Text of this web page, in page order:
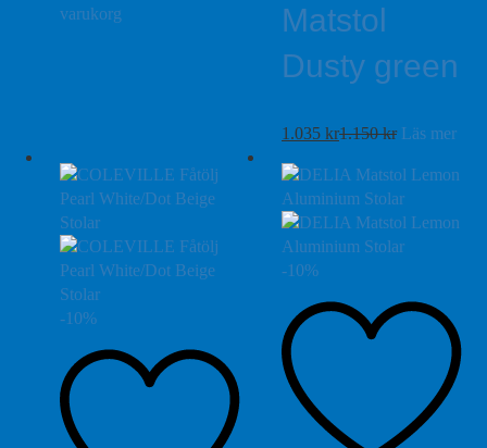
varukorg
Matstol
Dusty green
1.035 kr1.150kr Läs mer
-10%
-10%